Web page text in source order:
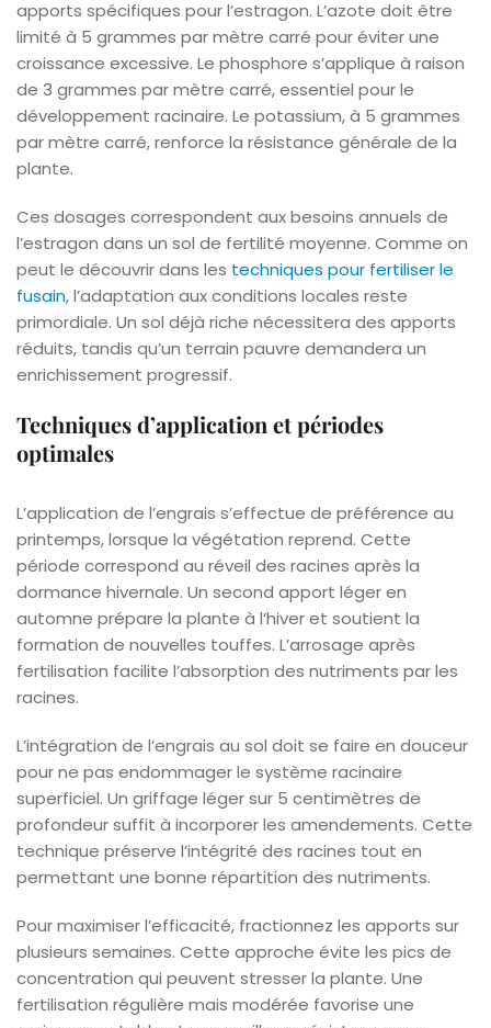
apports spécifiques pour l’estragon. L’azote doit être
limité à 5 grammes par mètre carré pour éviter une
croissance excessive. Le phosphore s’applique à raison
de 3 grammes par mètre carré, essentiel pour le
développement racinaire. Le potassium, à 5 grammes
par mètre carré, renforce la résistance générale de la
plante.
Ces dosages correspondent aux besoins annuels de
l’estragon dans un sol de fertilité moyenne. Comme on
peut le découvrir dans les techniques pour fertiliser le
fusain, l’adaptation aux conditions locales reste
primordiale. Un sol déjà riche nécessitera des apports
réduits, tandis qu’un terrain pauvre demandera un
enrichissement progressif.
Techniques d’application et périodes
optimales
L’application de l’engrais s’effectue de préférence au
printemps, lorsque la végétation reprend. Cette
période correspond au réveil des racines après la
dormance hivernale. Un second apport léger en
automne prépare la plante à l’hiver et soutient la
formation de nouvelles touffes. L’arrosage après
fertilisation facilite l’absorption des nutriments par les
racines.
L’intégration de l’engrais au sol doit se faire en douceur
pour ne pas endommager le système racinaire
superficiel. Un griffage léger sur 5 centimètres de
profondeur suffit à incorporer les amendements. Cette
technique préserve l’intégrité des racines tout en
permettant une bonne répartition des nutriments.
Pour maximiser l’efficacité, fractionnez les apports sur
plusieurs semaines. Cette approche évite les pics de
concentration qui peuvent stresser la plante. Une
fertilisation régulière mais modérée favorise une